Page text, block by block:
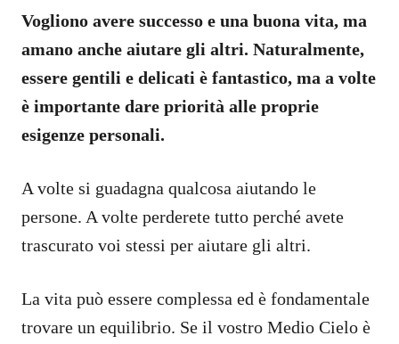
Vogliono avere successo e una buona vita, ma
amano anche aiutare gli altri. Naturalmente,
essere gentili e delicati è fantastico, ma a volte
è importante dare priorità alle proprie
esigenze personali.
A volte si guadagna qualcosa aiutando le
persone. A volte perderete tutto perché avete
trascurato voi stessi per aiutare gli altri.
La vita può essere complessa ed è fondamentale
trovare un equilibrio. Se il vostro Medio Cielo è